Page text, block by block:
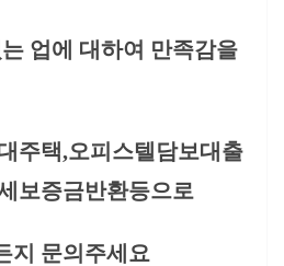
업에 대하여 만족감을
주택,오피스텔담보대출
보증금반환등으로
지 문의주세요